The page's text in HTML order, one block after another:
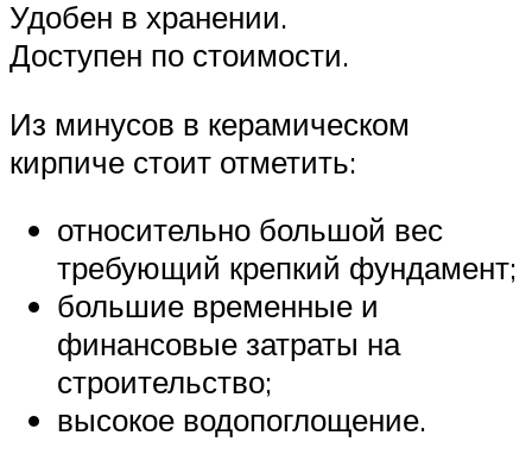
Удобен в хранении.
Доступен по стоимости.
Из минусов в керамическом
кирпиче стоит отметить:
относительно большой вес
требующий крепкий фундамент;
большие временные и
финансовые затраты на
строительство;
высокое водопоглощение.